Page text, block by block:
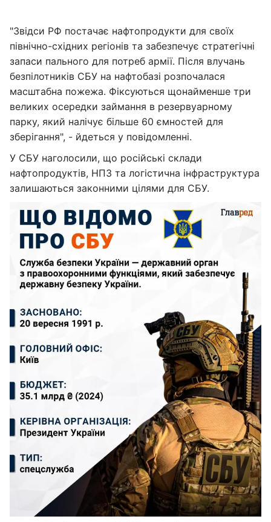
"Звідси РФ постачає нафтопродукти для своїх
північно-східних регіонів та забезпечує стратегічні
запаси пального для потреб армії. Після влучань
безпілотників СБУ на нафтобазі розпочалася
масштабна пожежа. Фіксуються щонайменше три
великих осередки займання в резервуарному
парку, який налічує більше 60 ємностей для
зберігання", - йдеться у повідомленні.
У СБУ наголосили, що російські склади
нафтопродуктів, НПЗ та логістична інфраструктура
залишаються законними цілями для СБУ.